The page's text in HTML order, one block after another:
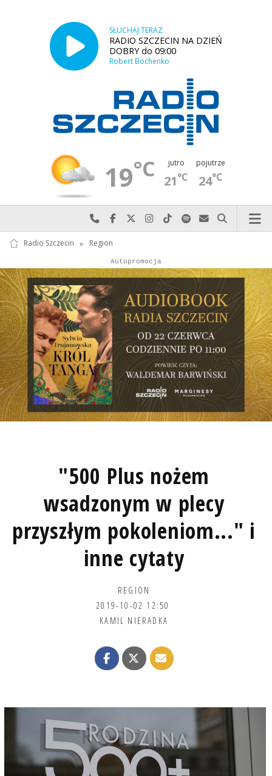
SŁUCHAJ TERAZ
RADIO SZCZECIN NA DZIEŃ
DOBRY do 09:00
Robert Bochenko
19°C jutro
21°C
pojutrze
24°C
Najlepiej po prostu do nas zadzwoń
Odwiedź nas na Facebook-u
Odwiedź nas na X
Odwiedź nas na Instagram-ie
Odwiedź nas na TikTok-u
Szukaj nas na Spotify
Wyślij do nas
Szukaj
Radio Szczecin » Region
Autopromocja
Autopromocja
"500 Plus nożem
wsadzonym w plecy
przyszłym pokoleniom..." i
inne cytaty
REGION
2019-10-02 12:50
KAMIL NIERADKA